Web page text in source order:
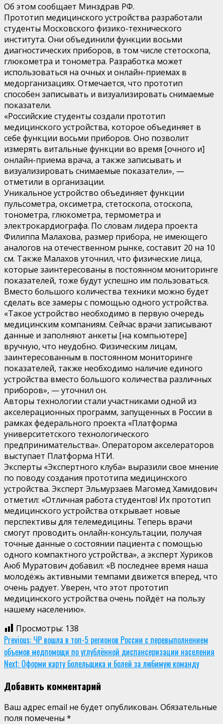
Об этом сообщает Минздрав РФ.
Прототип медицинского устройства разработали
студенты Московского физико-технического
института. Они объединили функции восьми
диагностических приборов, в том числе стетоскопа,
глюкометра и тонометра. Разработка может
использоваться на очных и онлайн-приемах в
медорганизациях. Отмечается, что прототип
способен записывать и визуализировать снимаемые
показатели.
«Российские студенты создали прототип
медицинского устройства, которое объединяет в
себе функции восьми приборов. Оно позволит
измерять витальные функции во время [очного и]
онлайн-приема врача, а также записывать и
визуализировать снимаемые показатели», —
отметили в организации.
Уникальное устройство объединяет функции
пульсометра, оксиметра, стетоскопа, отоскопа,
тонометра, глюкометра, термометра и
электрокардиографа. По словам лидера проекта
Филиппа Малахова, размер прибора, не имеющего
аналогов на отечественном рынке, составит 20 на 10
см. Также Малахов уточнил, что физические лица,
которые заинтересованы в постоянном мониторинге
показателей, тоже будут успешно им пользоваться.
Вместо большого количества техники можно будет
сделать все замеры с помощью одного устройства.
«Такое устройство необходимо в первую очередь
медицинским компаниям. Сейчас врачи записывают
данные и заполняют анкеты [на компьютере]
вручную, что неудобно. Физическим лицам,
заинтересованным в постоянном мониторинге
показателей, также необходимо наличие единого
устройства вместо большого количества различных
приборов», — уточнил он.
Авторы технологии стали участниками одной из
акселерационных программ, запущенных в России в
рамках федерального проекта «Платформа
университетского технологического
предпринимательства». Оператором акселераторов
выступает Платформа НТИ.
Эксперты «Экспертного клуба» выразили свое мнение
по поводу создания прототипа медицинского
устройства. Эксперт Эльмурзаев Магомед Хамидович
отметил: «Отличная работа студентов! Их прототип
медицинского устройства открывает новые
перспективы для телемедицины. Теперь врачи
смогут проводить онлайн-консультации, получая
точные данные о состоянии пациента с помощью
одного компактного устройства», а эксперт Хуриков
Аюб Муратович добавил: «В последнее время наша
молодёжь активными темпами движется вперед, что
очень радует. Уверен, что этот прототип
медицинского устройства очень пойдёт на пользу
нашему населению».
Просмотры: 138
Continue
Reading
Previous: ЧР вошла в топ-5 регионов России с перевыполнением
объемов медпомощи по углублённой диспансеризации населения
Next: Оформи карту болельщика и болей за любимую команду
Добавить комментарий
Ваш адрес email не будет опубликован. Обязательные
поля помечены *